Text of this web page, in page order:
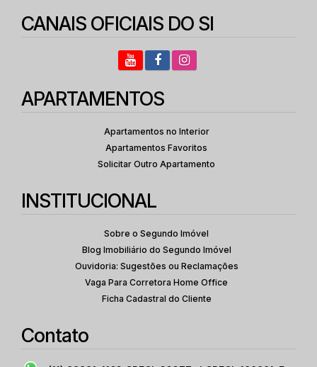
CANAIS OFICIAIS DO SI
APARTAMENTOS
Apartamentos no Interior
Apartamentos Favoritos
Solicitar Outro Apartamento
INSTITUCIONAL
Sobre o Segundo Imóvel
Blog Imobiliário do Segundo Imóvel
Ouvidoria: Sugestões ou Reclamações
Vaga Para Corretora Home Office
Ficha Cadastral do Cliente
Contato